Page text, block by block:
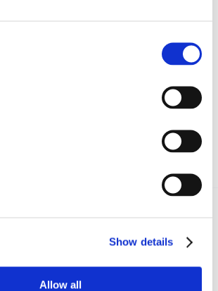
Show details
Allow all